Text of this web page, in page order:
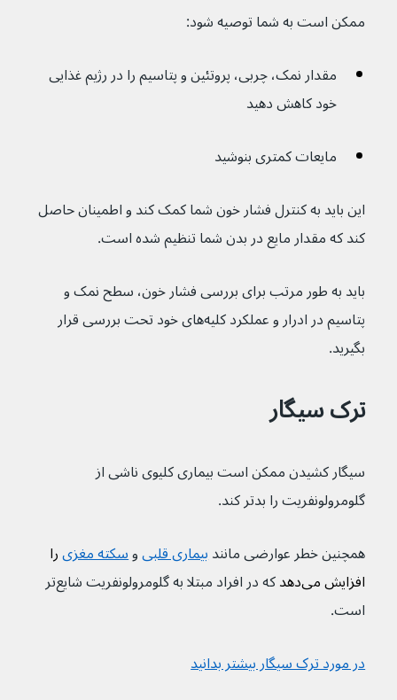
ممکن است به شما توصیه شود:
مقدار نمک، چربی، پروتئین و پتاسیم را در رژیم غذایی
خود کاهش دهید
مایعات کمتری بنوشید
این باید به کنترل فشار خون شما کمک کند و اطمینان حاصل
کند که مقدار مایع در بدن شما تنظیم شده است.
باید به طور مرتب برای بررسی فشار خون، سطح نمک و
پتاسیم در ادرار و عملکرد کلیه‌های خود تحت بررسی قرار
بگیرید.
ترک سیگار
سیگار کشیدن ممکن است بیماری کلیوی ناشی از
گلومرولونفریت را بدتر کند.
همچنین خطر عوارضی مانند بیماری قلبیو سکته مغزی را
افزایش می‌دهد
که در افراد مبتلا به گلومرولونفریت شایع‌تر
است.
در مورد ترک سیگار بیشتر بدانید